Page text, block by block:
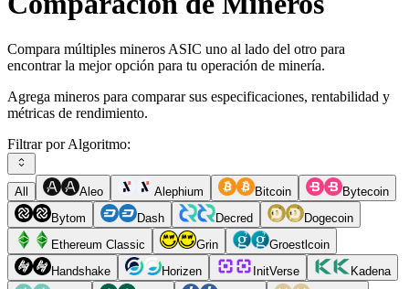
Compara múltiples mineros ASIC uno al lado del otro para
encontrar la mejor opción para tu operación de minería.
Agrega mineros para comparar sus especificaciones, rentabilidad y
métricas de rendimiento.
Filtrar por Algoritmo:
All Aleo Alephium Bitcoin
Bytecoin
Bytom
Dash Decred
Dogecoin
Ethereum Classic
Grin
Groestlcoin
Handshake
Horizen InitVerse
Kadena